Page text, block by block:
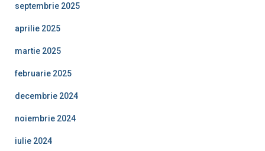
septembrie 2025
aprilie 2025
martie 2025
februarie 2025
decembrie 2024
noiembrie 2024
iulie 2024